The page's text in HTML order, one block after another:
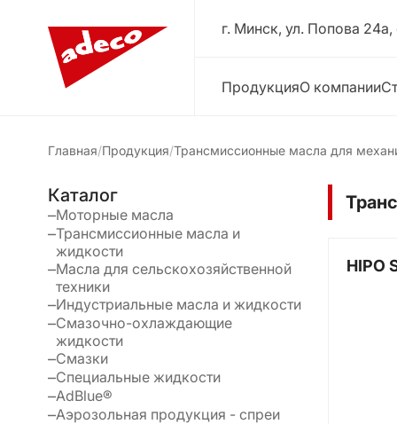
г. Минск, ул. Попова
ПродукцияО компании
Главная Продукция Трансмиссионные масла для
Каталог
Моторные масла
Трансмиссионные масла и
жидкости
Масла для сельскохозяйственной
техники
Индустриальные масла и жидкости
Смазочно-охлаждающие
жидкости
Смазки
Специальные жидкости
AdBlue®
Аэрозольная продукция - спреи
HIPO